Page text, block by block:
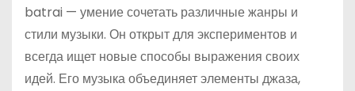
batrai — умение сочетать различные жанры и
стили музыки. Он открыт для экспериментов и
всегда ищет новые способы выражения своих
идей. Его музыка объединяет элементы джаза,